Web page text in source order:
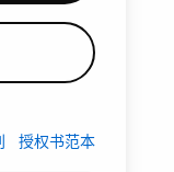
授权书范本